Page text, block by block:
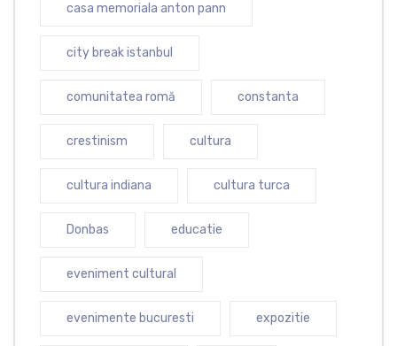
casa memoriala anton pann
city break istanbul
comunitatea romă constanta
crestinism cultura
cultura indiana cultura turca
Donbas educatie
eveniment cultural
evenimente bucuresti expozitie